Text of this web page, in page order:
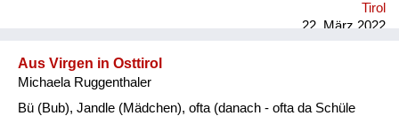
Tirol
22. März 2022
Aus Virgen in Osttirol
Michaela Ruggenthaler
Bü (Bub), Jandle (Mädchen), ofta (danach - ofta da Schüle